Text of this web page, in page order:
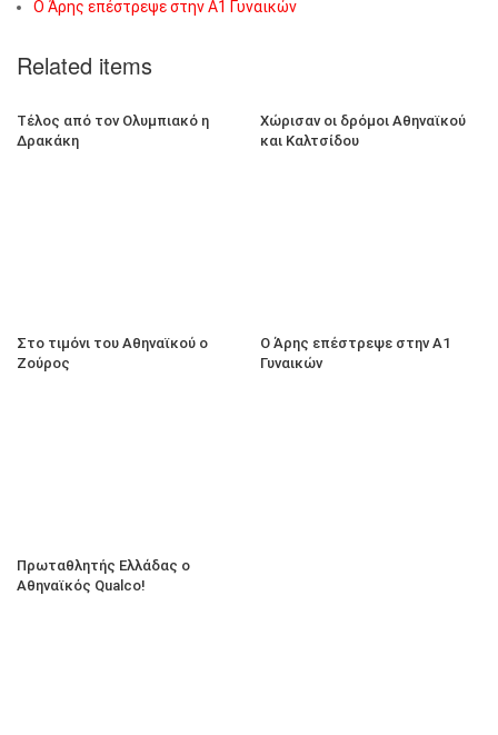
Ο Άρης επέστρεψε στην Α1 Γυναικών
Related items
Τέλος από τον Ολυμπιακό η
Δρακάκη
Χώρισαν οι δρόμοι Αθηναϊκού
και Καλτσίδου
Στο τιμόνι του Αθηναϊκού ο
Ζούρος
Ο Άρης επέστρεψε στην Α1
Γυναικών
Πρωταθλητής Ελλάδας ο
Αθηναϊκός Qualco!